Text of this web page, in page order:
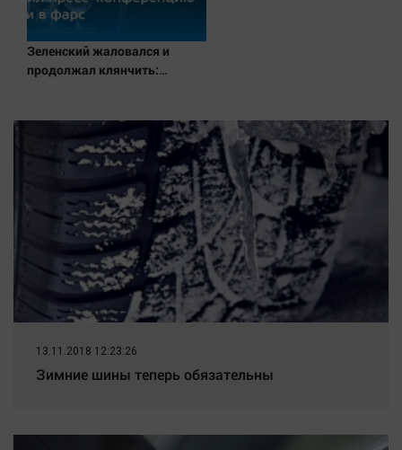
Зеленский жаловался и
продолжал клянчить:
конференцию в Сербии в
13.11.2018 12:23:26
Зимние шины теперь обязательны